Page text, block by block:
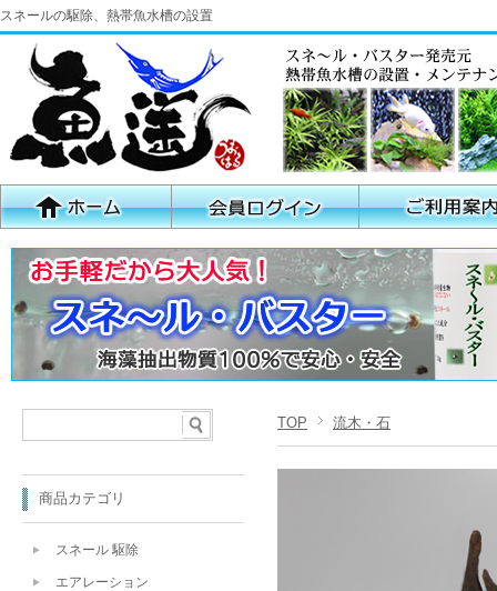
スネールの駆除、熱帯魚水槽の設置
TOP 流木・石
商品カテゴリ
スネール 駆除
エアレーション